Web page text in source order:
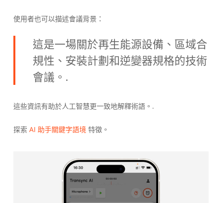
使用者也可以描述會議背景：
這是一場關於再生能源設備、區域合
規性、安裝計劃和逆變器規格的技術
會議。.
這些資訊有助於人工智慧更一致地解釋術語。.
探索 AI 助手關鍵字語境特徵。